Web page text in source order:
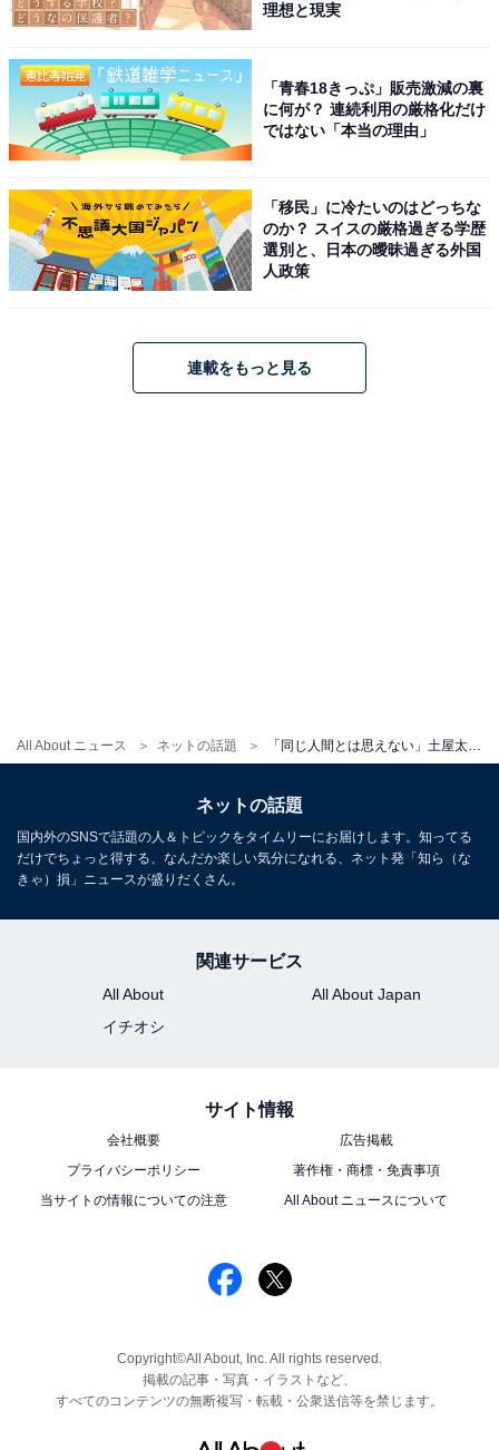
All About ニュース ネットの話題
理想と現実
「青春18きっぷ」販売激減の裏
に何が？ 連続利用の厳格化だけ
ではない「本当の理由」
「移民」に冷たいのはどっちな
のか？ スイスの厳格過ぎる学歴
選別と、日本の曖昧過ぎる外国
人政策
連載をもっと見る
ネットの話題
国内外のSNSで話題の人＆トピックをタイムリーにお届けします。知ってる
だけでちょっと得する、なんだか楽しい気分になれる、ネット発「知ら（な
きゃ）損」ニュースが盛りだくさん。
関連サービス
All About
All About Japan
イチオシ
サイト情報
会社概要
広告掲載
プライバシーポリシー
著作権・商標・免責事項
当サイトの情報についての注意
All About ニュースについて
Copyright©All About, Inc. All rights reserved.
掲載の記事・写真・イラストなど、
すべてのコンテンツの無断複写・転載・公衆送信等を禁じます。